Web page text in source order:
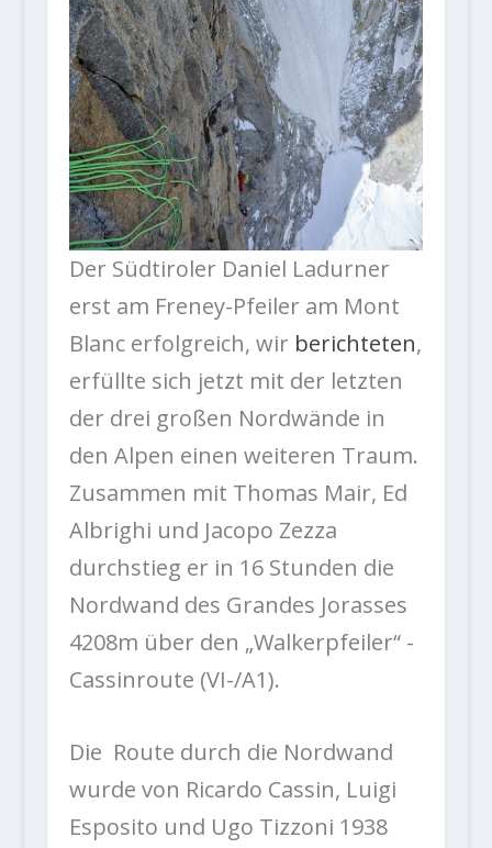
Der Südtiroler Daniel Ladurner
erst am Freney-Pfeiler am Mont
Blanc erfolgreich, wir berichteten,
erfüllte sich jetzt mit der letzten
der drei großen Nordwände in
den Alpen einen weiteren Traum.
Zusammen mit Thomas Mair, Ed
Albrighi und Jacopo Zezza
durchstieg er in 16 Stunden die
Nordwand des Grandes Jorasses
4208m über den „Walkerpfeiler“ -
Cassinroute (VI-/A1).
Die Route durch die Nordwand
wurde von Ricardo Cassin, Luigi
Esposito und Ugo Tizzoni 1938